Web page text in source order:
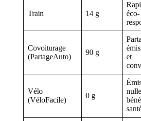
Train 14 g
éco-
Covoiturage
(PartageAuto)
90 g
et
Vélo
(VéloFacile)
0 g